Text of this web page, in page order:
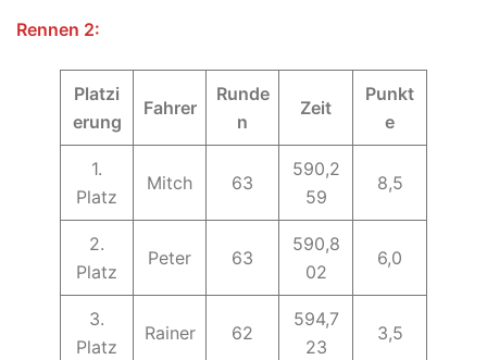
Rennen 2:
Platzi
erung
Fahrer
Runde
n
Zeit
Punkt
e
1.
Platz
Mitch 63
590,2
59
8,5
2.
Platz
Peter 63
590,8
02
6,0
3.
Platz
Rainer 62
594,7
23
3,5